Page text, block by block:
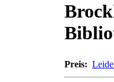
Preis: